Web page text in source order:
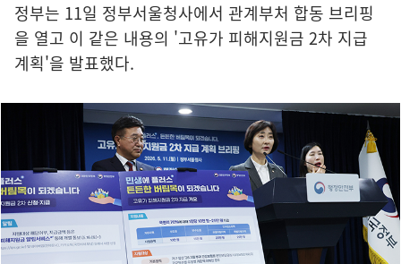
정부는 11일 정부서울청사에서 관계부처 합동 브리핑
을 열고 이 같은 내용의 '고유가 피해지원금 2차 지급
계획'을 발표했다.